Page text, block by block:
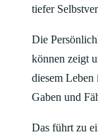
tiefer
Die
können zeigt
diesem
Gaben und
Das führt zu